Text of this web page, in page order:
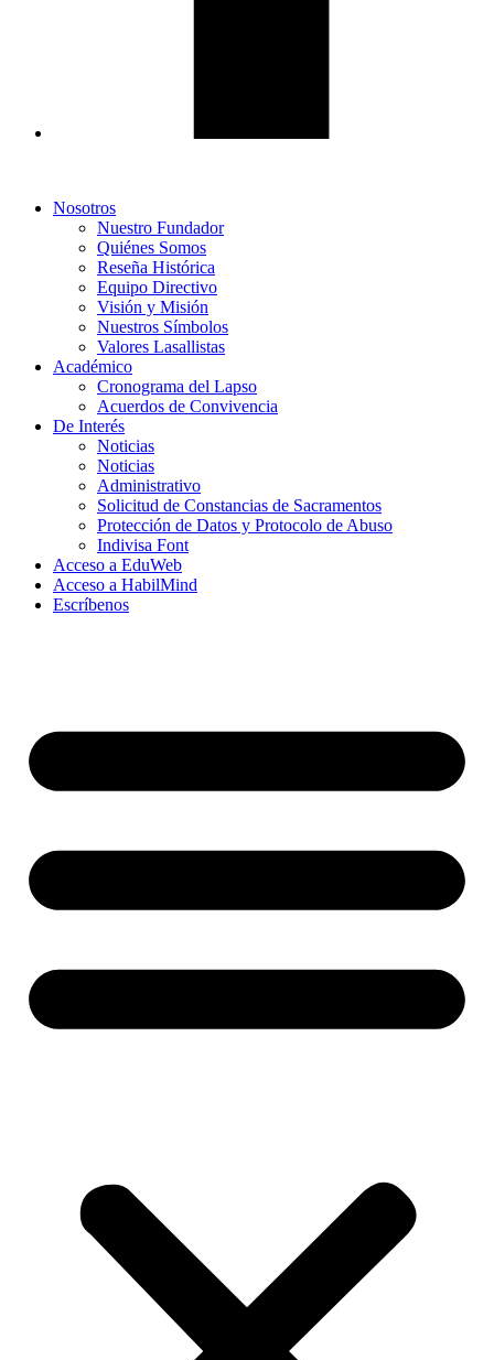
Nosotros
Nuestro Fundador
Quiénes Somos
Reseña Histórica
Equipo Directivo
Visión y Misión
Nuestros Símbolos
Valores Lasallistas
Académico
Cronograma del Lapso
Acuerdos de Convivencia
De Interés
Noticias
Noticias
Administrativo
Solicitud de Constancias de Sacramentos
Protección de Datos y Protocolo de Abuso
Indivisa Font
Acceso a EduWeb
Acceso a HabilMind
Escríbenos